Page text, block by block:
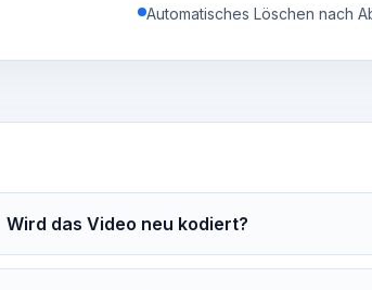
Automatisches Löschen nach
Wird das Video neu kodiert?